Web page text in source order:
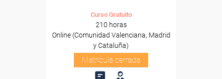
Curso Gratuito
210 horas
Online (Comunidad Valenciana, Madrid
y Cataluña)
Matrícula cerrada